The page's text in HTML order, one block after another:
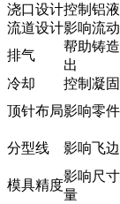
浇口设计控制铝
流道设计影响流
排气
帮助铸
出
冷却
控制凝
顶针布局影响零
分型线
影响飞
模具精度
影响尺
量